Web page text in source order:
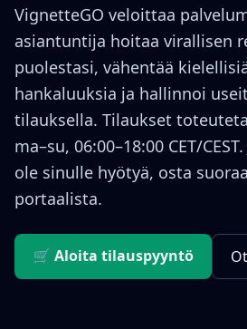
VignetteGO veloittaa
asiantuntija hoitaa virallisen
puolestasi, vähentää
hankaluuksia ja hallinnoi
tilauksella. Tilaukset
ma–su, 06:00–18:00 CET/
ole sinulle hyötyä, osta
portaalista.
🛒 Aloita tilauspyyntö